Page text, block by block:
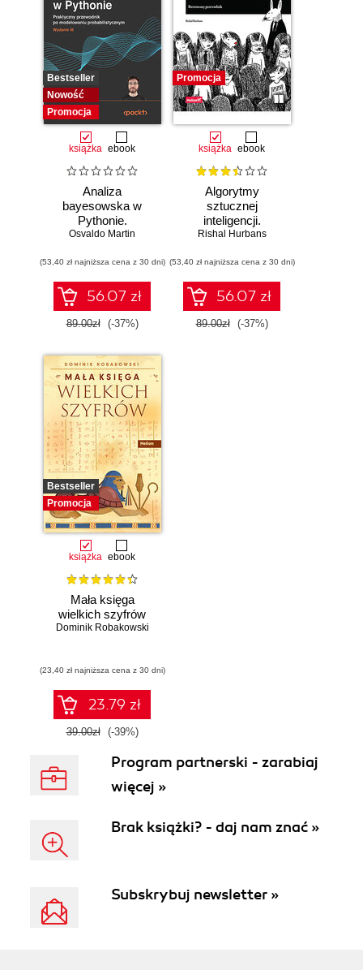
Bestseller
Nowość
Promocja
książka ebook
Analiza
bayesowska w
Pythonie.
Praktyczny
modelowaniu
probabilistycznym.
Wydanie III
Osvaldo Martin
(53,40 zł najniższa cena z 30 dni)
56.07 zł
89.00zł (-37%)
Promocja
książka ebook
Algorytmy
sztucznej
inteligencji.
Ilustrowany
Rishal Hurbans
(53,40 zł najniższa cena z 30 dni)
56.07 zł
89.00zł (-37%)
Bestseller
Promocja
książka ebook
Mała księga
wielkich szyfrów
Dominik Robakowski
(23,40 zł najniższa cena z 30 dni)
23.79 zł
39.00zł (-39%)
Program partnerski - zarabiaj
więcej »
Brak książki? - daj nam znać »
Subskrybuj newsletter »